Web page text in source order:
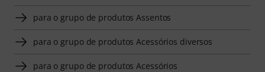
para o grupo de produtos Assentos
para o grupo de produtos Acessórios diversos
para o grupo de produtos Acessórios